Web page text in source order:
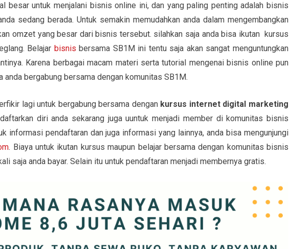
besar untuk menjalani bisnis online ini, dan yang paling penting adalah bisnis
sedang berada. Untuk semakin memudahkan anda dalam mengembangkan
omzet yang besar dari bisnis tersebut. silahkan saja anda bisa ikutan kursus
Belajar bisnis bersama SB1M ini tentu saja akan sangat menguntungkan
Karena berbagai macam materi serta tutorial mengenai bisnis online pun
bergabung bersama dengan komunitas SB1M.
lagi untuk bergabung bersama dengan kursus internet digital marketing
diri anda sekarang juga uuntuk menjadi member di komunitas bisnis
informasi pendaftaran dan juga informasi yang lainnya, anda bisa mengunjungi
. Biaya untuk ikutan kursus maupun belajar bersama dengan komunitas bisnis
saja anda bayar. Selain itu untuk pendaftaran menjadi membernya gratis.